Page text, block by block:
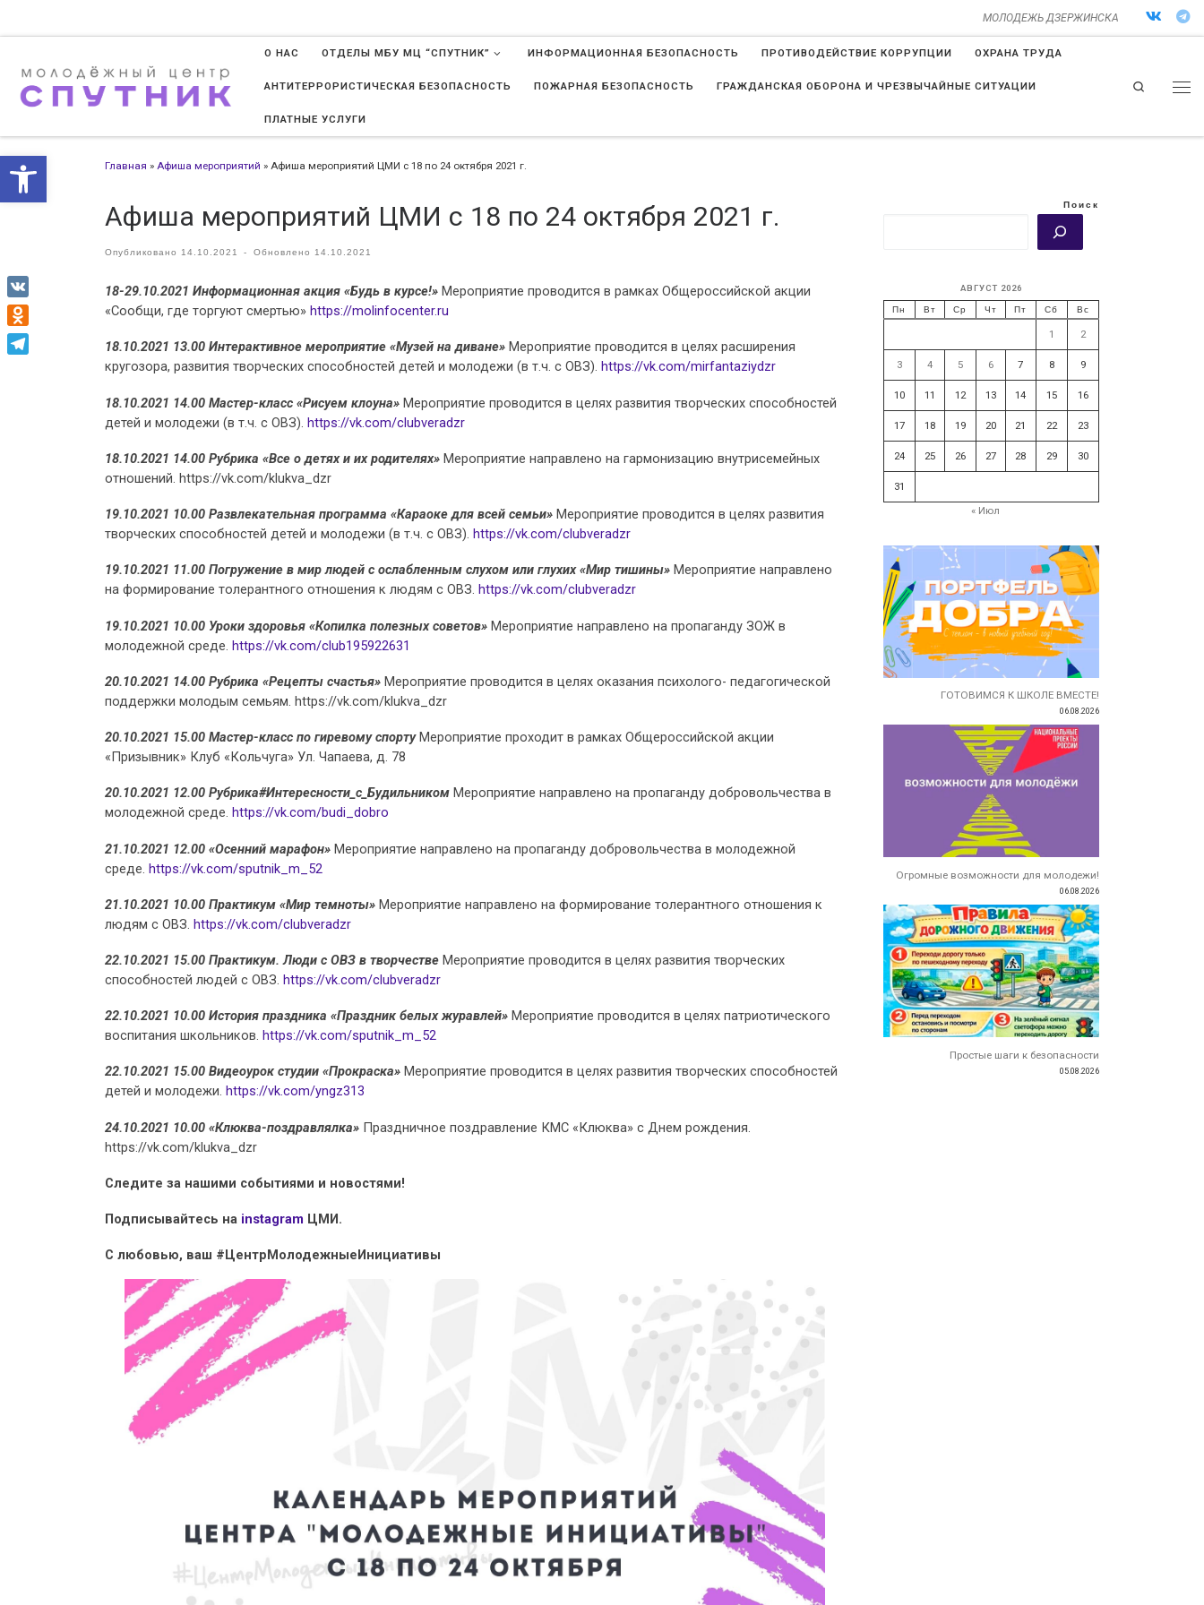
Открыть панель инструментов
МОЛОДЕЖЬ ДЗЕРЖИНСКА
О НАС ОТДЕЛЫ МБУ МЦ “СПУТНИК” ИНФОРМАЦИОННАЯ БЕЗОПАСНОСТЬ ПРОТИВОДЕЙСТВИЕ КОРРУПЦИИ ОХРАНА ТРУДА
АНТИТЕРРОРИСТИЧЕСКАЯ БЕЗОПАСНОСТЬ ПОЖАРНАЯ БЕЗОПАСНОСТЬ ГРАЖДАНСКАЯ ОБОРОНА И ЧРЕЗВЫЧАЙНЫЕ СИТУАЦИИ
ПЛАТНЫЕ УСЛУГИ
Search
Главная » Афиша мероприятий » Афиша мероприятий ЦМИ с 18 по 24 октября 2021 г.
Афиша мероприятий ЦМИ с 18 по 24 октября 2021 г.
Опубликовано 14.10.2021 - Обновлено 14.10.2021
18-29.10.2021 Информационная акция «Будь в курсе!» Мероприятие проводится в рамках Общероссийской акции
«Сообщи, где торгуют смертью» https://molinfocenter.ru
18.10.2021 13.00 Интерактивное мероприятие «Музей на диване» Мероприятие проводится в целях расширения
кругозора, развития творческих способностей детей и молодежи (в т.ч. с ОВЗ). https://vk.com/mirfantaziydzr
18.10.2021 14.00 Мастер-класс «Рисуем клоуна» Мероприятие проводится в целях развития творческих способностей
детей и молодежи (в т.ч. с ОВЗ). https://vk.com/clubveradzr
18.10.2021 14.00 Рубрика «Все о детях и их родителях» Мероприятие направлено на гармонизацию внутрисемейных
отношений. https://vk.com/klukva_dzr
19.10.2021 10.00 Развлекательная программа «Караоке для всей семьи» Мероприятие проводится в целях развития
творческих способностей детей и молодежи (в т.ч. с ОВЗ). https://vk.com/clubveradzr
19.10.2021 11.00 Погружение в мир людей с ослабленным слухом или глухих «Мир тишины» Мероприятие направлено
на формирование толерантного отношения к людям с ОВЗ. https://vk.com/clubveradzr
19.10.2021 10.00 Уроки здоровья «Копилка полезных советов» Мероприятие направлено на пропаганду ЗОЖ в
молодежной среде. https://vk.com/club195922631
20.10.2021 14.00 Рубрика «Рецепты счастья» Мероприятие проводится в целях оказания психолого- педагогической
поддержки молодым семьям. https://vk.com/klukva_dzr
20.10.2021 15.00 Мастер-класс по гиревому спортуМероприятие проходит в рамках Общероссийской акции
«Призывник» Клуб «Кольчуга» Ул. Чапаева, д. 78
20.10.2021 12.00 Рубрика#Интересности_с_Будильником Мероприятие направлено на пропаганду добровольчества в
молодежной среде. https://vk.com/budi_dobro
21.10.2021 12.00 «Осенний марафон» Мероприятие направлено на пропаганду добровольчества в молодежной
среде. https://vk.com/sputnik_m_52
21.10.2021 10.00 Практикум «Мир темноты» Мероприятие направлено на формирование толерантного отношения к
людям с ОВЗ. https://vk.com/clubveradzr
22.10.2021 15.00 Практикум. Люди с ОВЗ в творчестве Мероприятие проводится в целях развития творческих
способностей людей с ОВЗ. https://vk.com/clubveradzr
22.10.2021 10.00 История праздника «Праздник белых журавлей» Мероприятие проводится в целях патриотического
воспитания школьников. https://vk.com/sputnik_m_52
22.10.2021 15.00 Видеоурок студии «Прокраска» Мероприятие проводится в целях развития творческих способностей
детей и молодежи. https://vk.com/yngz313
24.10.2021 10.00 «Клюква-поздравлялка» Праздничное поздравление КМС «Клюква» с Днем рождения.
https://vk.com/klukva_dzr
Следите за нашими событиями и новостями!
Подписывайтесь на instagram ЦМИ.
С любовью, ваш #ЦентрМолодежныеИнициативы
Поиск
АВГУСТ 2026
Пн Вт Ср Чт Пт Сб Вс
1 2
3 4 5 6 7 8 9
10 11 12 13 14 15 16
17 18 19 20 21 22 23
24 25 26 27 28 29 30
31
« Июл
ГОТОВИМСЯ К ШКОЛЕ ВМЕСТЕ!
06.08.2026
Огромные возможности для молодежи!
06.08.2026
Простые шаги к безопасности
05.08.2026
VK
Odnoklassniki